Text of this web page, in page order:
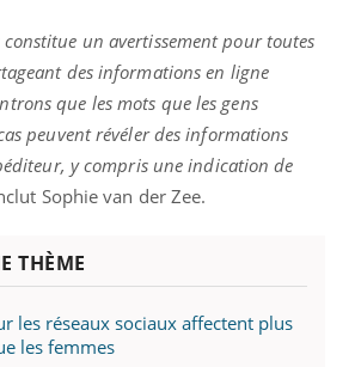
un avertissement pour toutes
des informations en ligne
que les mots que les gens
peuvent révéler des informations
y compris une indication de
Sophie van der Zee.
THÈME
les réseaux sociaux affectent plus
les femmes